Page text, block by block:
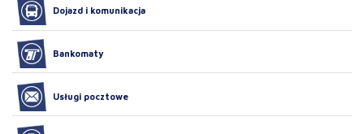
Dojazd i komunikacja
Bankomaty
Usługi pocztowe